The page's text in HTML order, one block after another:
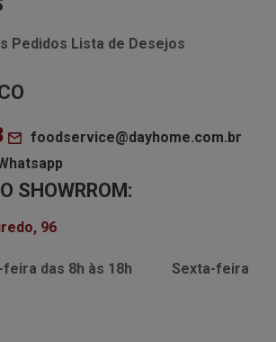
Pedidos Lista de Desejos
foodservice@dayhome.com.br
SHOWRROM:
96
feira das 8h às 18h
Sexta-feira